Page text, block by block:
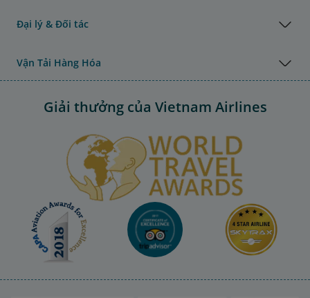
Đại lý & Đối tác
Vận Tải Hàng Hóa
Giải thưởng của Vietnam Airlines